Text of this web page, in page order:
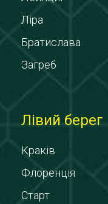
Ліра
Братислава
Загреб
Лівий берег
Краків
Флоренція
Старт